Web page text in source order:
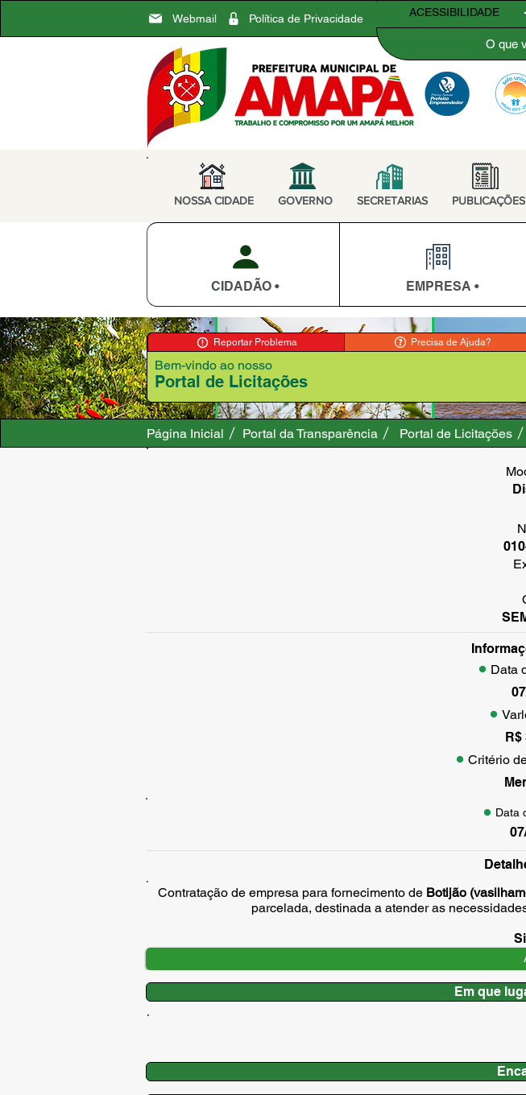
Webmail Política de Privacidade ACESSIBILIDADE
NOSSA CIDADE GOVERNO SECRETARIAS PUBLICAÇÕES
CIDADÃO • EMPRESA •
Reportar Problema Precisa de Ajuda?
Portal de Licitações
Bem-vindo ao nosso
Página Inicial Portal da Transparência Portal de Licitações
Data
R$
Critério
Data
Contratação de empresa para fornecimento de Botijão
parcelada, destinada a atender as
Em que